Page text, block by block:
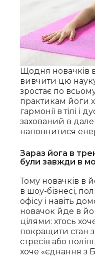
Щодня новачків
вивчити цю науку
зростає по
практикам йоги
гармонії в тілі і
захований в
наповнитися
Зараз йога в
були завжди в
Тому новачків в
в шоу-бізнесі,
офісу і навіть
новачок йде в
цілями: хтось
покращити стан
стресів або
хоче «єднання з